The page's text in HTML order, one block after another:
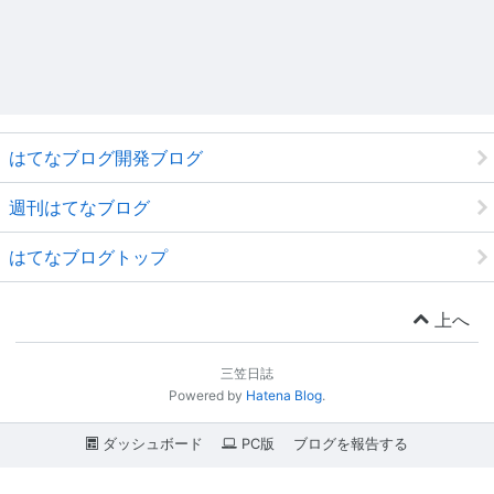
はてなブログ開発ブログ
週刊はてなブログ
はてなブログトップ
上へ
三笠日誌
Powered by Hatena Blog.
ダッシュボード PC版 ブログを報告する